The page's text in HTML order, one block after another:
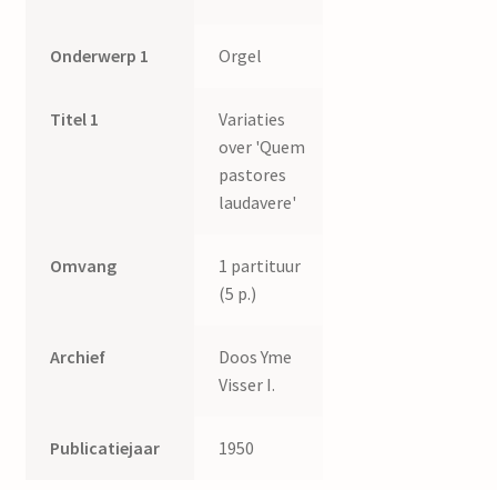
Onderwerp 1 Orgel
Titel 1
Variaties
over 'Quem
pastores
laudavere'
Omvang
1 partituur
(5 p.)
Archief
Doos Yme
Visser I.
Publicatiejaar 1950